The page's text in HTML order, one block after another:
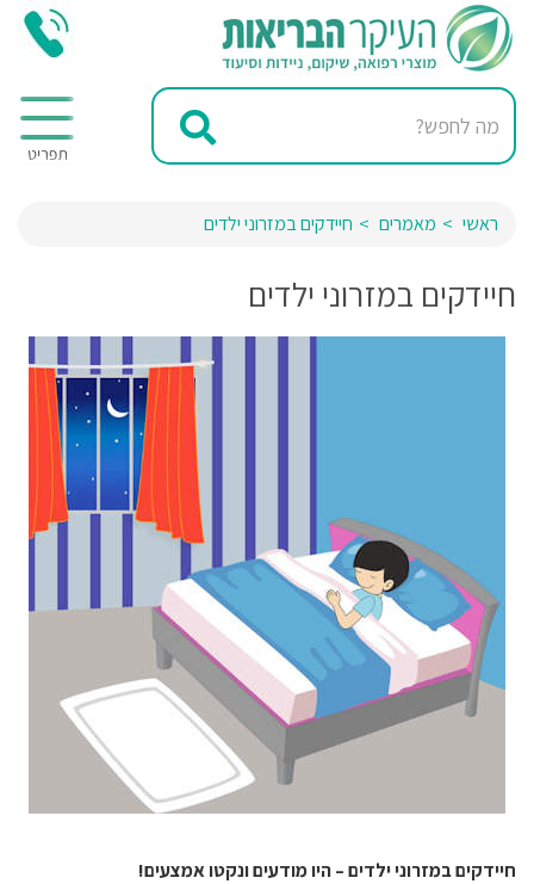
ראשי מאמרים חיידקים במזרוני ילדים
חיידקים במזרוני ילדים
חיידקים במזרוני ילדים – היו מודעים ונקטו אמצעים!